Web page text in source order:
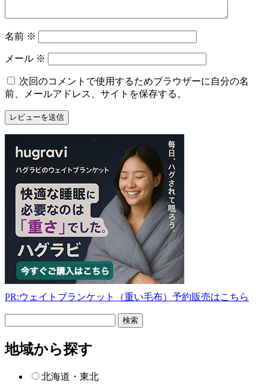
名前 ※
メール ※
次回のコメントで使用するためブラウザーに自分の名
前、メールアドレス、サイトを保存する。
PR:ウェイトブランケット（重い毛布）予約販売はこちら
ー
検
地域から探す
北海道・東北